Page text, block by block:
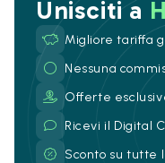
Unisciti a
Migliore tariffa
Nessuna
Offerte
Ricevi il Digital
Sconto su tutte